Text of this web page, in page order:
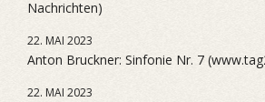
Nachrichten)
22. MAI 2023
Anton Bruckner: Sinfonie Nr. 7
22. MAI 2023